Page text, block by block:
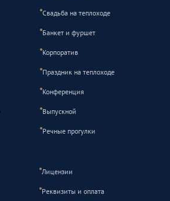
Свадьба на теплоходе
Банкет и фуршет
Корпоратив
Праздник на теплоходе
Конференция
Выпускной
Речные прогулки
Лицензии
Реквизиты и оплата